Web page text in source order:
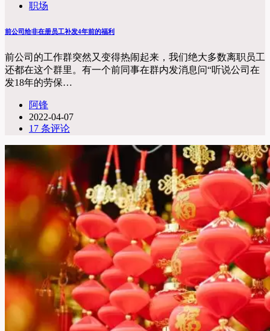
职场
前公司给非在册员工补发4年前的福利
前公司的工作群突然又变得热闹起来，我们绝大多数离职员工
还都在这个群里。有一个前同事在群内发消息问“听说公司在
发18年的劳保…
阿锋
2022-04-07
17 条评论